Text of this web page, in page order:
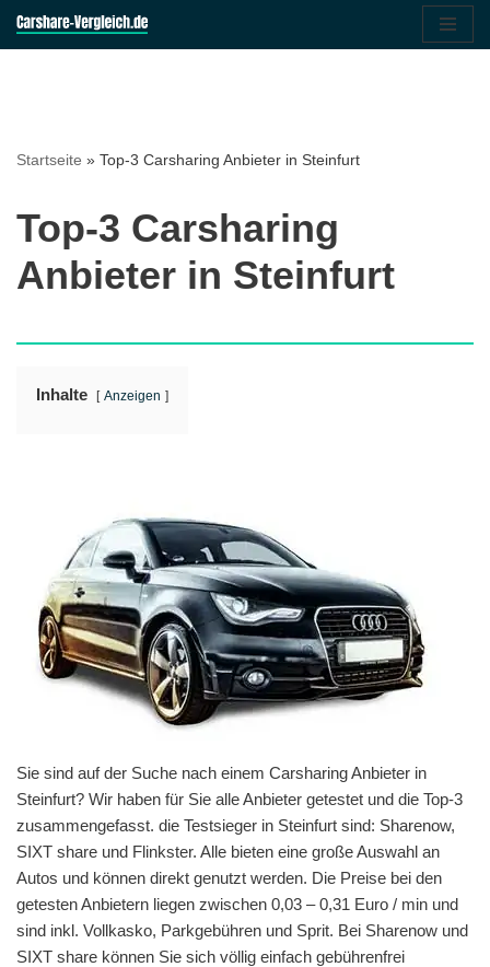
Startseite » Top-3 Carsharing Anbieter in Steinfurt
Top-3 Carsharing
Anbieter in Steinfurt
Inhalte Anzeigen
Sie sind auf der Suche nach einem Carsharing Anbieter in
Steinfurt? Wir haben für Sie alle Anbieter getestet und die Top-3
zusammengefasst. die Testsieger in Steinfurt sind: Sharenow,
SIXT share und Flinkster. Alle bieten eine große Auswahl an
Autos und können direkt genutzt werden. Die Preise bei den
getesten Anbietern liegen zwischen 0,03 – 0,31 Euro / min und
sind inkl. Vollkasko, Parkgebühren und Sprit. Bei Sharenow und
SIXT share können Sie sich völlig einfach gebührenfrei